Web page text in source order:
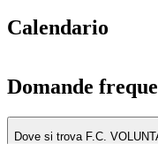
Calendario
Domande
Dove si trova F.C.